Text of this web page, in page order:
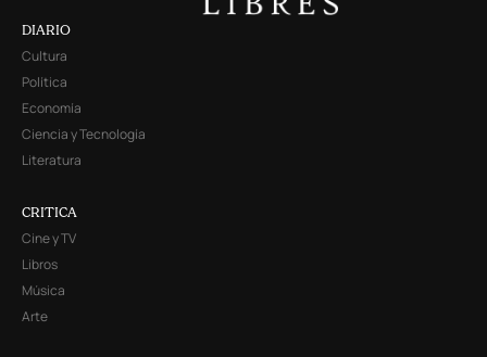
DIARIO
Cultura
Política
Economía
Ciencia y Tecnología
Literatura
CRITICA
Cine y TV
Libros
Música
Arte